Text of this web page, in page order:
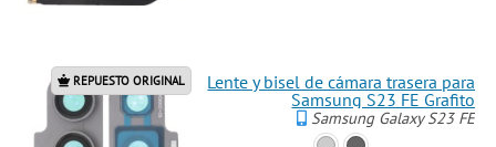
REPUESTO ORIGINAL
Lente y bisel de cámara trasera para
Samsung S23 FE Grafito
Samsung Galaxy S23 FE